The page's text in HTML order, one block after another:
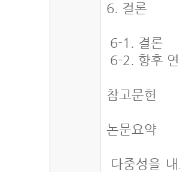
6. 결론
6-1. 결론
6-2. 향후
참고문헌
논문요약
다중성을